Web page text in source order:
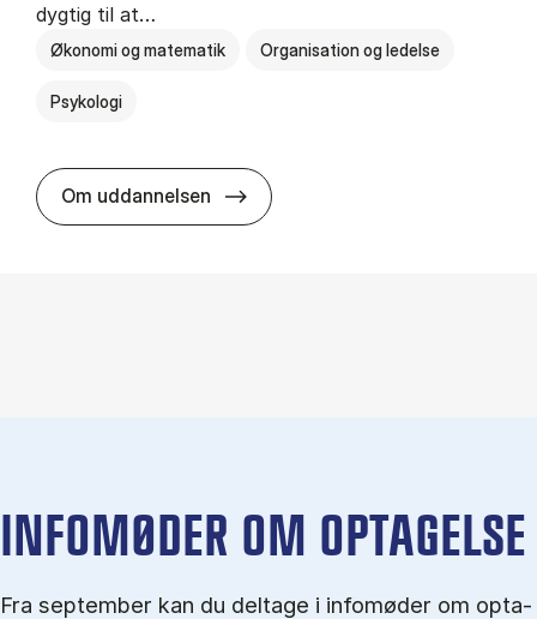
dygtig til at…
Økonomi og matematik Organisation og ledelse
Psykologi
Om uddannelsen HA(psyk.) - erhvervs­økonomi og
IN­FO­MØ­DER OM OP­TA­GEL­SE
Fra september kan du del­tage i in­fo­mø­der om op­ta­